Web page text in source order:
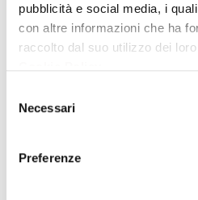
pubblicità e social media, i
con altre informazioni che ha
raccolto dal suo utilizzo dei
delNecessari
Preferenze
23/04/1999
Da Locke a Rousseau
Etienne Balibar